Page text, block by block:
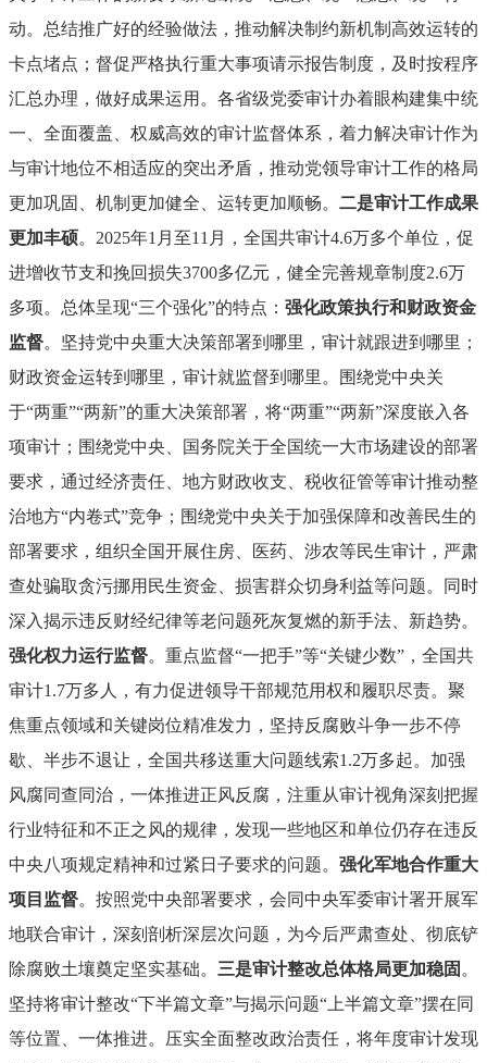
动。总结推广好的经验做法，推动解决制约新机制高效运转的
卡点堵点；督促严格执行重大事项请示报告制度，及时按程序
汇总办理，做好成果运用。各省级党委审计办着眼构建集中统
一、全面覆盖、权威高效的审计监督体系，着力解决审计作为
与审计地位不相适应的突出矛盾，推动党领导审计工作的格局
更加巩固、机制更加健全、运转更加顺畅。 二是审计工作成果
更加丰硕。2025年1月至11月，全国共审计4.6万多个单位，促
进增收节支和挽回损失3700多亿元，健全完善规章制度2.6万
多项。总体呈现“三个强化”的特点： 强化政策执行和财政资金
监督。坚持党中央重大决策部署到哪里，审计就跟进到哪里；
财政资金运转到哪里，审计就监督到哪里。围绕党中央关
于“两重”“两新”的重大决策部署，将“两重”“两新”深度嵌入各
项审计；围绕党中央、国务院关于全国统一大市场建设的部署
要求，通过经济责任、地方财政收支、税收征管等审计推动整
治地方“内卷式”竞争；围绕党中央关于加强保障和改善民生的
部署要求，组织全国开展住房、医药、涉农等民生审计，严肃
查处骗取贪污挪用民生资金、损害群众切身利益等问题。同时
深入揭示违反财经纪律等老问题死灰复燃的新手法、新趋势。
强化权力运行监督。重点监督“一把手”等“关键少数”，全国共
审计1.7万多人，有力促进领导干部规范用权和履职尽责。聚
焦重点领域和关键岗位精准发力，坚持反腐败斗争一步不停
歇、半步不退让，全国共移送重大问题线索1.2万多起。加强
风腐同查同治，一体推进正风反腐，注重从审计视角深刻把握
行业特征和不正之风的规律，发现一些地区和单位仍存在违反
中央八项规定精神和过紧日子要求的问题。 强化军地合作重大
项目监督。按照党中央部署要求，会同中央军委审计署开展军
地联合审计，深刻剖析深层次问题，为今后严肃查处、彻底铲
除腐败土壤奠定坚实基础。 三是审计整改总体格局更加稳固 。
坚持将审计整改“下半篇文章”与揭示问题“上半篇文章”摆在同
等位置、一体推进。压实全面整改政治责任，将年度审计发现